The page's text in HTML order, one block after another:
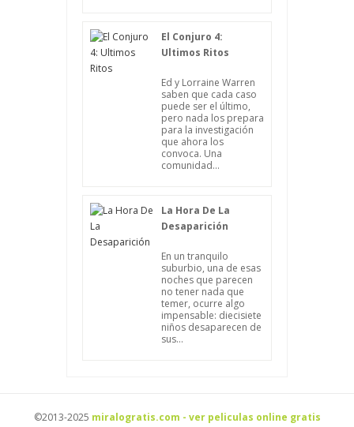
El Conjuro 4:
Ultimos Ritos
Ed y Lorraine Warren
saben que cada caso
puede ser el último,
pero nada los prepara
para la investigación
que ahora los
convoca. Una
comunidad...
La Hora De La
Desaparición
En un tranquilo
suburbio, una de esas
noches que parecen
no tener nada que
temer, ocurre algo
impensable: diecisiete
niños desaparecen de
sus...
©2013-2025 miralogratis.com - ver peliculas online gratis